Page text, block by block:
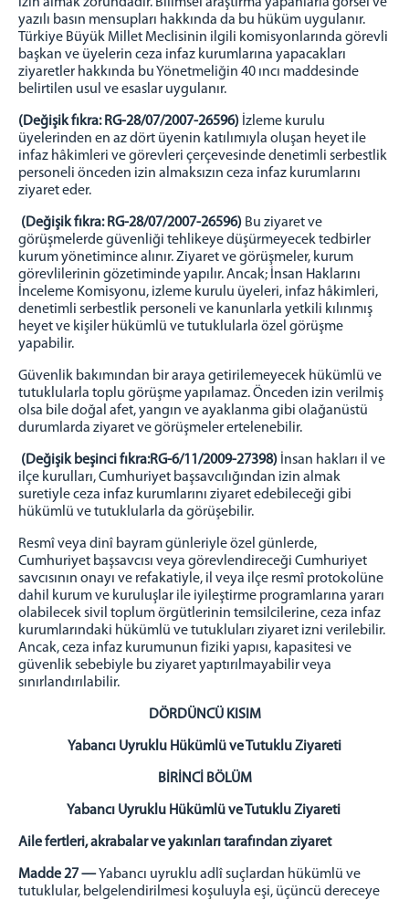
yazılı basın mensupları hakkında da bu hüküm uygulanır.
Türkiye Büyük Millet Meclisinin ilgili komisyonlarında görevli
başkan ve üyelerin ceza infaz kurumlarına yapacakları
ziyaretler hakkında bu Yönetmeliğin 40 ıncı maddesinde
belirtilen usul ve esaslar uygulanır.
(Değişik fıkra: RG-28/07/2007-26596) İzleme kurulu
üyelerinden en az dört üyenin katılımıyla oluşan heyet ile
infaz hâkimleri ve görevleri çerçevesinde denetimli serbestlik
personeli önceden izin almaksızın ceza infaz kurumlarını
ziyaret eder.
(Değişik fıkra: RG-28/07/2007-26596) Bu ziyaret ve
görüşmelerde güvenliği tehlikeye düşürmeyecek tedbirler
kurum yönetimince alınır. Ziyaret ve görüşmeler, kurum
görevlilerinin gözetiminde yapılır. Ancak; İnsan Haklarını
İnceleme Komisyonu, izleme kurulu üyeleri, infaz hâkimleri,
denetimli serbestlik personeli ve kanunlarla yetkili kılınmış
heyet ve kişiler hükümlü ve tutuklularla özel görüşme
yapabilir.
Güvenlik bakımından bir araya getirilemeyecek hükümlü ve
tutuklularla toplu görüşme yapılamaz. Önceden izin verilmiş
olsa bile doğal afet, yangın ve ayaklanma gibi olağanüstü
durumlarda ziyaret ve görüşmeler ertelenebilir.
(Değişik beşinci fıkra:RG-6/11/2009-27398) İnsan hakları il ve
ilçe kurulları, Cumhuriyet başsavcılığından izin almak
suretiyle ceza infaz kurumlarını ziyaret edebileceği gibi
hükümlü ve tutuklularla da görüşebilir.
Resmî veya dinî bayram günleriyle özel günlerde,
Cumhuriyet başsavcısı veya görevlendireceği Cumhuriyet
savcısının onayı ve refakatiyle, il veya ilçe resmî protokolüne
dahil kurum ve kuruluşlar ile iyileştirme programlarına yararı
olabilecek sivil toplum örgütlerinin temsilcilerine, ceza infaz
kurumlarındaki hükümlü ve tutukluları ziyaret izni verilebilir.
Ancak, ceza infaz kurumunun fiziki yapısı, kapasitesi ve
güvenlik sebebiyle bu ziyaret yaptırılmayabilir veya
sınırlandırılabilir.
DÖRDÜNCÜ KISIM
Yabancı Uyruklu Hükümlü ve Tutuklu Ziyareti
BİRİNCİ BÖLÜM
Yabancı Uyruklu Hükümlü ve Tutuklu Ziyareti
Aile fertleri, akrabalar ve yakınları tarafından ziyaret
Madde 27 —Yabancı uyruklu adlî suçlardan hükümlü ve
tutuklular, belgelendirilmesi koşuluyla eşi, üçüncü dereceye